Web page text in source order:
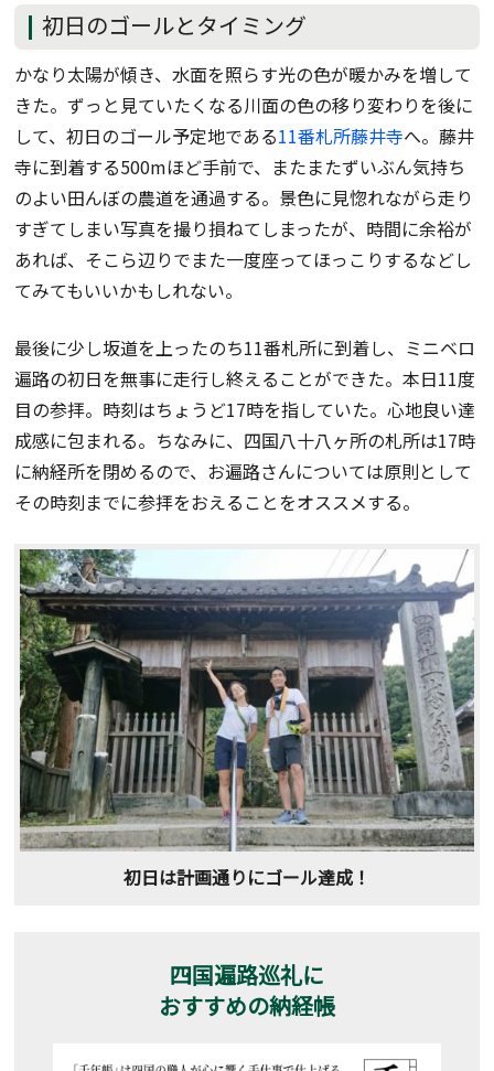
初日のゴールとタイミング
かなり太陽が傾き、水面を照らす光の色が暖かみを増して
きた。ずっと見ていたくなる川面の色の移り変わりを後に
して、初日のゴール予定地である11番札所藤井寺へ。藤井
寺に到着する500mほど手前で、またまたずいぶん気持ち
のよい田んぼの農道を通過する。景色に見惚れながら走り
すぎてしまい写真を撮り損ねてしまったが、時間に余裕が
あれば、そこら辺りでまた一度座ってほっこりするなどし
てみてもいいかもしれない。
最後に少し坂道を上ったのち11番札所に到着し、ミニベロ
遍路の初日を無事に走行し終えることができた。本日11度
目の参拝。時刻はちょうど17時を指していた。心地良い達
成感に包まれる。ちなみに、四国八十八ヶ所の札所は17時
に納経所を閉めるので、お遍路さんについては原則として
その時刻までに参拝をおえることをオススメする。
初日は計画通りにゴール達成！
四国遍路巡礼に
おすすめの納経帳